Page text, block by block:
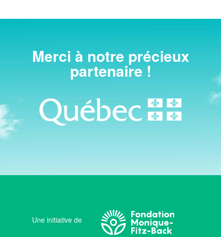
Merci à notre précieux
partenaire !
Une initiative de